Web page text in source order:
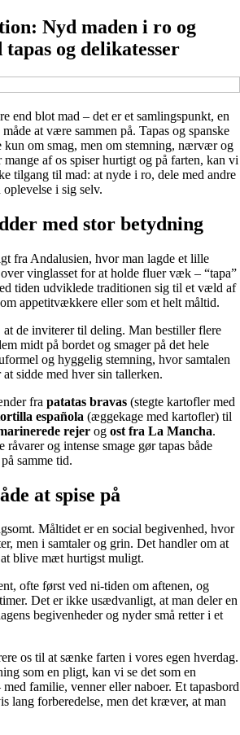
Nyd maden i ro og
og delikatesser
end blot mad – det er et samlingspunkt, en
at være sammen på. Tapas og spanske
kun om smag, men om stemning, nærvær og
af os spiser hurtigt og på farten, kan vi
tilgang til mad: at nyde i ro, dele med andre
i sig selv.
med stor betydning
fra Andalusien, hvor man lagde et lille
vinglasset for at holde fluer væk – “tapa”
tiden udviklede traditionen sig til et væld af
appetitvækkere eller som et helt måltid.
at de inviterer til deling. Man bestiller flere
midt på bordet og smager på det hele
og hyggelig stemning, hvor samtalen
sidde med hver sin tallerken.
fra patatas bravas (stegte kartofler med
española (æggekage med kartofler) til
rejer og ost fra La Mancha.
og intense smage gør tapas både
samme tid.
at spise på
Måltidet er en social begivenhed, hvor
men i samtaler og grin. Det handler om at
blive mæt hurtigst muligt.
ofte først ved ni-tiden om aftenen, og
Det er ikke usædvanligt, at man deler en
begivenheder og nyder små retter i et
os til at sænke farten i vores egen hverdag.
som en pligt, kan vi se det som en
familie, venner eller naboer. Et tapasbord
lang forberedelse, men det kræver, at man